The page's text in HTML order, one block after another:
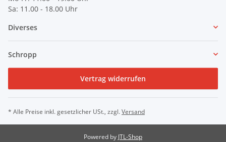
Sa: 11.00 - 18.00 Uhr
Diverses
Schropp
Vertrag widerrufen
* Alle Preise inkl. gesetzlicher USt., zzgl.Versand
Powered by JTL-Shop